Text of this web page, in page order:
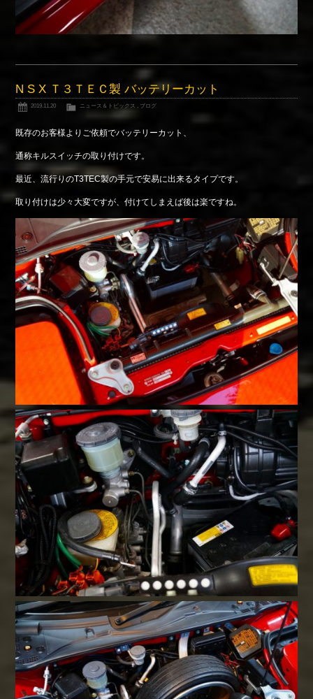
N S X Ｔ３ＴＥＣ製 バッテリーカット
2019.11.20 ニュース＆トピックス ブログ
既存のお客様よりご依頼でバッテリーカット、
通称キルスイッチの取り付けです。
最近、流行りのT3TEC製の手元で安易に出来るタイプです。
取り付けは少々大変ですが、付けてしまえば後は楽ですね。